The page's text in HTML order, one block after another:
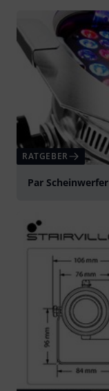
RATGEBER
Par Scheinwerfer